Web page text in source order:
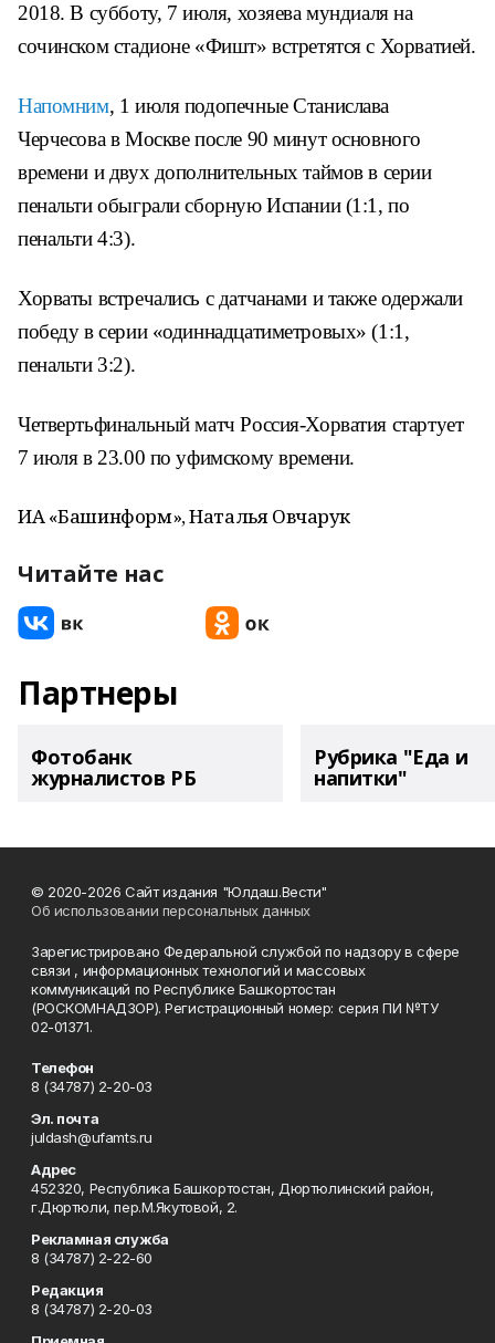
2018. В субботу, 7 июля, хозяева мундиаля на
сочинском стадионе «Фишт» встретятся с Хорватией.
Напомним, 1 июля подопечные Станислава
Черчесова в Москве после 90 минут основного
времени и двух дополнительных таймов в серии
пенальти обыграли сборную Испании (1:1, по
пенальти 4:3).
Хорваты встречались с датчанами и также одержали
победу в серии «одиннадцатиметровых» (1:1,
пенальти 3:2).
Четвертьфинальный матч Россия-Хорватия стартует
7 июля в 23.00 по уфимскому времени.
ИА «Башинформ», Наталья Овчарук
Читайте нас
Партнеры
Фотобанк
журналистов РБ
Рубрика "Еда и
напитки"
© 2020-2026 Сайт издания "Юлдаш.Вести"
Об использовании персональных данных
Зарегистрировано Федеральной службой по надзору в сфере
связи , информационных технологий и массовых
коммуникаций по Республике Башкортостан
(РОСКОМНАДЗОР). Регистрационный номер: серия ПИ №ТУ
02-01371.
Телефон
8 (34787) 2-20-03
Эл. почта
juldash@ufamts.ru
Адрес
452320, Республика Башкортостан, Дюртюлинский район,
г.Дюртюли, пер.М.Якутовой, 2.
Рекламная служба
8 (34787) 2-22-60
Редакция
8 (34787) 2-20-03